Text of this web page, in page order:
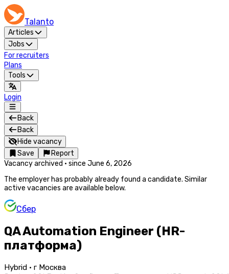
Talanto
Articles
Jobs
For recruiters
Plans
Tools
Login
Back
Back
Hide vacancy
Save
Report
Vacancy archived · since June 6, 2026
The employer has probably already found a candidate. Similar
active vacancies are available below.
Сбер
QA Automation Engineer (HR-
платформа)
Hybrid · г Москва